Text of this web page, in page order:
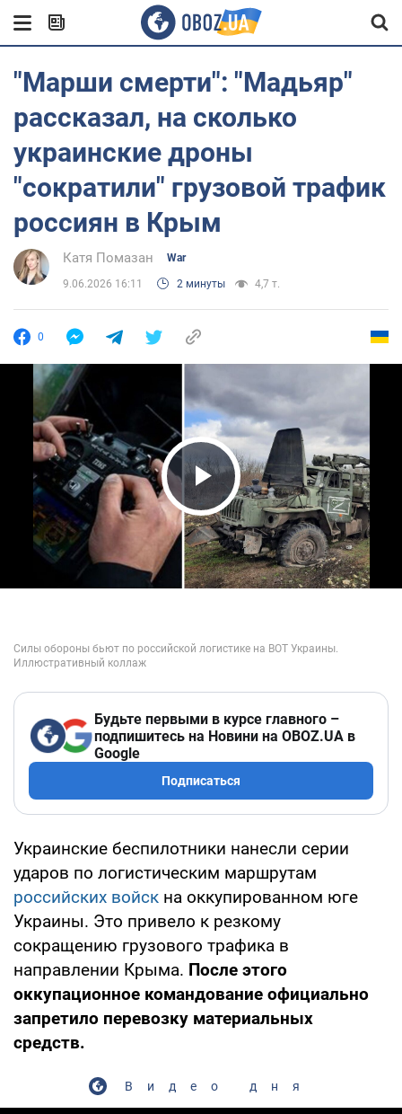
"Марши смерти": "Мадьяр"
рассказал, на сколько
украинские дроны
"сократили" грузовой трафик
россиян в Крым
Катя Помазан War
9.06.2026 16:11 2 минуты 4,7 т.
0
Play Video
Будьте первыми в курсе главного –
подпишитесь на Новини на OBOZ.UA в
Google
Подписаться
Украинские беспилотники нанесли серии
ударов по логистическим маршрутам
российских войск на оккупированном юге
Украины. Это привело к резкому
сокращению грузового трафика в
направлении Крыма. После этого
оккупационное командование официально
запретило перевозку материальных
средств.
Видео дня